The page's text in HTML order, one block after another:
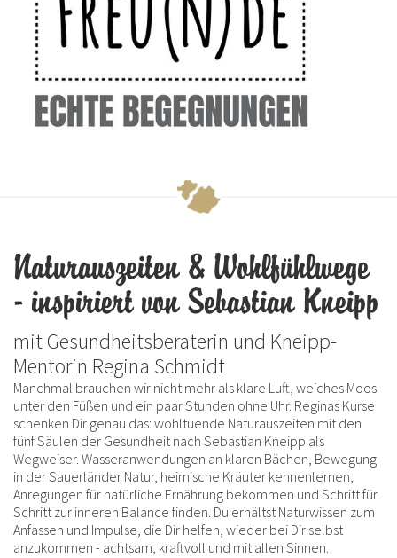
Naturauszeiten & Wohlfühlwege
- inspiriert von Sebastian Kneipp
mit Gesundheitsberaterin und Kneipp-
Mentorin Regina Schmidt
Manchmal brauchen wir nicht mehr als klare Luft, weiches Moos
unter den Füßen und ein paar Stunden ohne Uhr. Reginas Kurse
schenken Dir genau das: wohltuende Naturauszeiten mit den
fünf Säulen der Gesundheit nach Sebastian Kneipp als
Wegweiser. Wasseranwendungen an klaren Bächen, Bewegung
in der Sauerländer Natur, heimische Kräuter kennenlernen,
Anregungen für natürliche Ernährung bekommen und Schritt für
Schritt zur inneren Balance finden. Du erhältst Naturwissen zum
Anfassen und Impulse, die Dir helfen, wieder bei Dir selbst
anzukommen - achtsam, kraftvoll und mit allen Sinnen.